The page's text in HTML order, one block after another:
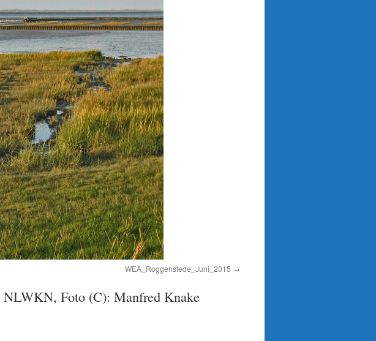
WEA_Roggenstede_Juni_2015
NLWKN, Foto (C): Manfred Knake